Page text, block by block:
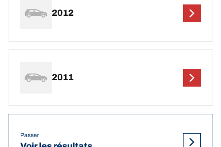
2012
2011
Passer